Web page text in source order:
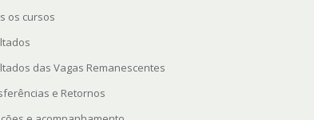
os cursos
das Vagas Remanescentes
e Retornos